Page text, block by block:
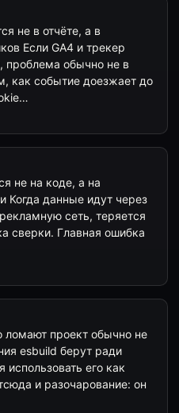
не в отчёте, а в
Если GA4 и трекер
обычно не в
как событие доезжает до
не на коде, а на
Когда данные идут через
сеть, теряется
сверки. Главная ошибка
ломают проект обычно не
esbuild берут ради
его как
и разочарование: он